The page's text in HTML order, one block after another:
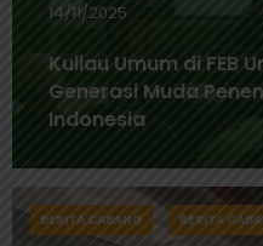
14/11/2025
Kuliau Umum di FEB
Generasi Muda
Indonesia
BERITA CABANG BERITA